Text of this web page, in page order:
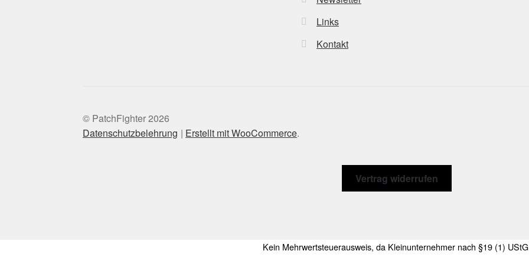
Links
Kontakt
© PatchFighter 2026
Datenschutzbelehrung
Erstellt mit WooCommerce.
Vertrag widerrufen
Kein Mehrwertsteuerausweis, da Kleinunternehmer nach §19 (1)